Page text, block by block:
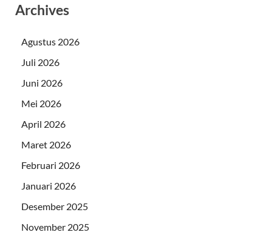
Archives
Agustus 2026
Juli 2026
Juni 2026
Mei 2026
April 2026
Maret 2026
Februari 2026
Januari 2026
Desember 2025
November 2025